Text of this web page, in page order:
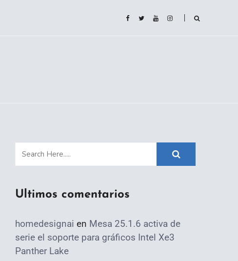
Ultimos comentarios
homedesignai en Mesa 25.1.6 activa de
serie el soporte para gráficos Intel Xe3
Panther Lake